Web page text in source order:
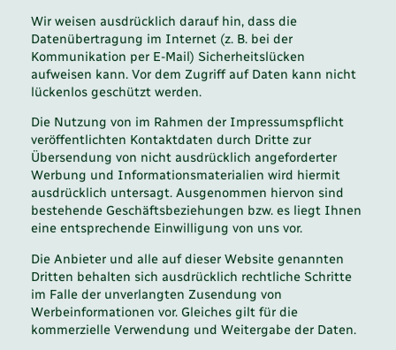
Wir weisen ausdrücklich darauf hin, dass die
Datenübertragung im Internet (z. B. bei der
Kommunikation per E-Mail) Sicherheitslücken
aufweisen kann. Vor dem Zugriff auf Daten kann nicht
lückenlos geschützt werden.
Die Nutzung von im Rahmen der Impressumspflicht
veröffentlichten Kontaktdaten durch Dritte zur
Übersendung von nicht ausdrücklich angeforderter
Werbung und Informationsmaterialien wird hiermit
ausdrücklich untersagt. Ausgenommen hiervon sind
bestehende Geschäftsbeziehungen bzw. es liegt Ihnen
eine entsprechende Einwilligung von uns vor.
Die Anbieter und alle auf dieser Website genannten
Dritten behalten sich ausdrücklich rechtliche Schritte
im Falle der unverlangten Zusendung von
Werbeinformationen vor. Gleiches gilt für die
kommerzielle Verwendung und Weitergabe der Daten.